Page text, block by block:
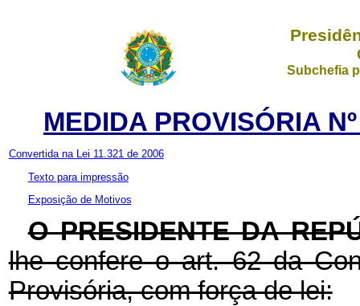
Subchefia
MEDIDA PROVISÓRIA
Convertida na Lei 11.321 de 2006
Texto para impressão
Exposição de Motivos
O PRESIDENTE DA
lhe confere o art. 62 da
Provisória, com força de lei: